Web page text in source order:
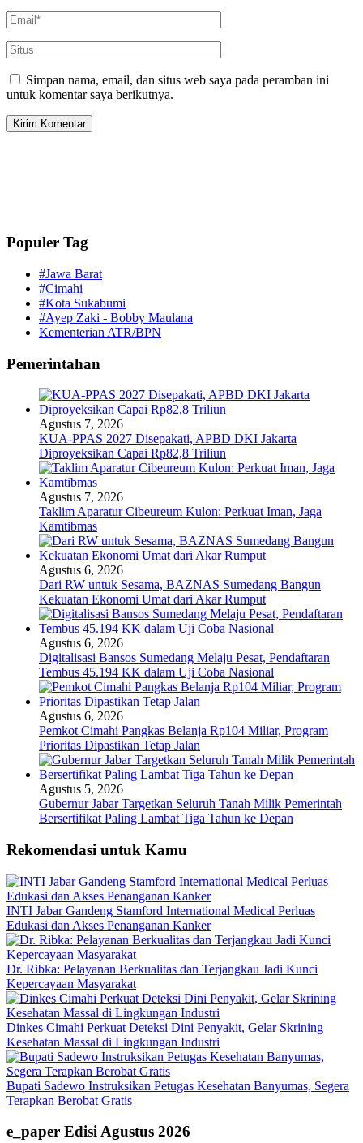
Simpan nama, email, dan situs web saya pada peramban ini
untuk komentar saya berikutnya.
Populer Tag
#Jawa Barat
#Cimahi
#Kota Sukabumi
#Ayep Zaki - Bobby Maulana
Kementerian ATR/BPN
Pemerintahan
Agustus 7, 2026
KUA-PPAS 2027 Disepakati, APBD DKI Jakarta
Diproyeksikan Capai Rp82,8 Triliun
Agustus 7, 2026
Taklim Aparatur Cibeureum Kulon: Perkuat Iman, Jaga
Kamtibmas
Agustus 6, 2026
Dari RW untuk Sesama, BAZNAS Sumedang Bangun
Kekuatan Ekonomi Umat dari Akar Rumput
Agustus 6, 2026
Digitalisasi Bansos Sumedang Melaju Pesat, Pendaftaran
Tembus 45.194 KK dalam Uji Coba Nasional
Agustus 6, 2026
Pemkot Cimahi Pangkas Belanja Rp104 Miliar, Program
Prioritas Dipastikan Tetap Jalan
Agustus 5, 2026
Gubernur Jabar Targetkan Seluruh Tanah Milik Pemerintah
Bersertifikat Paling Lambat Tiga Tahun ke Depan
Rekomendasi untuk Kamu
INTI Jabar Gandeng Stamford International Medical Perluas
Edukasi dan Akses Penanganan Kanker
Dr. Ribka: Pelayanan Berkualitas dan Terjangkau Jadi Kunci
Kepercayaan Masyarakat
Dinkes Cimahi Perkuat Deteksi Dini Penyakit, Gelar Skrining
Kesehatan Massal di Lingkungan Industri
Bupati Sadewo Instruksikan Petugas Kesehatan Banyumas, Segera
Terapkan Berobat Gratis
e_paper Edisi Agustus 2026